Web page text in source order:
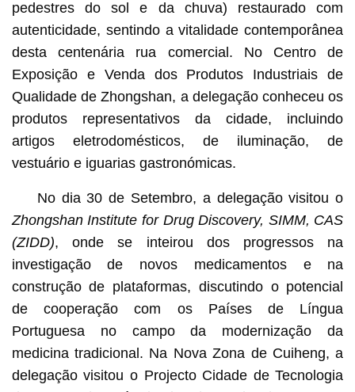
pedestres do sol e da chuva) restaurado com
autenticidade, sentindo a vitalidade contemporânea
desta centenária rua comercial. No Centro de
Exposição e Venda dos Produtos Industriais de
Qualidade de Zhongshan, a delegação conheceu os
produtos representativos da cidade, incluindo
artigos eletrodomésticos, de iluminação, de
vestuário e iguarias gastronómicas.
No dia 30 de Setembro, a delegação visitou o
Zhongshan Institute for Drug Discovery, SIMM, CAS
(ZIDD), onde se inteirou dos progressos na
investigação de novos medicamentos e na
construção de plataformas, discutindo o potencial
de cooperação com os Países de Língua
Portuguesa no campo da modernização da
medicina tradicional. Na Nova Zona de Cuiheng, a
delegação visitou o Projecto Cidade de Tecnologia